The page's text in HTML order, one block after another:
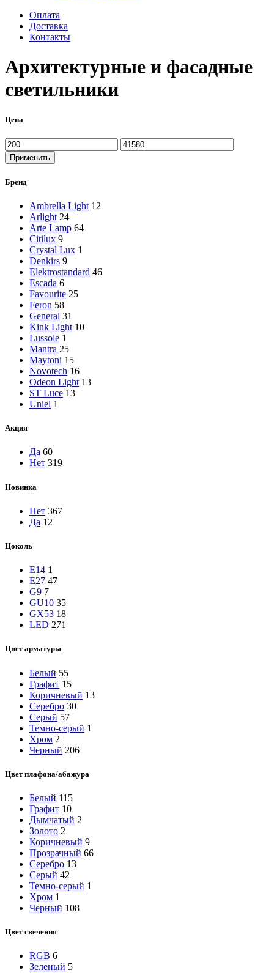
Оплата
Доставка
Контакты
Архитектурные и фасадные
светильники
Цена
Минимальная
цена
Максимальная
цена
Применить
Бренд
Ambrella Light 12
Arlight 24
Arte Lamp 64
Citilux 9
Crystal Lux 1
Denkirs 9
Elektrostandard 46
Escada 6
Favourite 25
Feron 58
General 31
Kink Light 10
Lussole 1
Mantra 25
Maytoni 15
Novotech 16
Odeon Light 13
ST Luce 13
Uniel 1
Акция
Да 60
Нет 319
Новинка
Нет 367
Да 12
Цоколь
E14 1
E27 47
G9 7
GU10 35
GX53 18
LED 271
Цвет арматуры
Белый 55
Графит 15
Коричневый 13
Серебро 30
Серый 57
Темно-серый 1
Хром 2
Черный 206
Цвет плафона/абажура
Белый 115
Графит 10
Дымчатый 2
Золото 2
Коричневый 9
Прозрачный 66
Серебро 13
Серый 42
Темно-серый 1
Хром 1
Черный 108
Цвет свечения
RGB 6
Зеленый 5